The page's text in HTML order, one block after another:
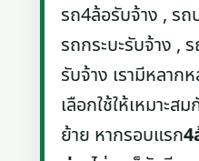
รถ4ล้อรับจ้าง , ร
รถกระบะรับจ้าง ,
รับจ้าง เรามีหลาก
เลือกใช้ให้เหมาะ
ย้าย หากรอบแรก